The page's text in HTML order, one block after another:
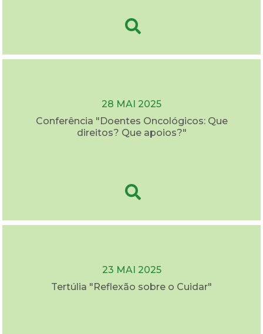
28 MAI 2025
Conferência "Doentes Oncológicos: Que
direitos? Que apoios?"
23 MAI 2025
Tertúlia "Reflexão sobre o Cuidar"